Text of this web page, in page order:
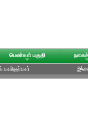
பெண்கள் பகுதி
கவிஞர்கள்